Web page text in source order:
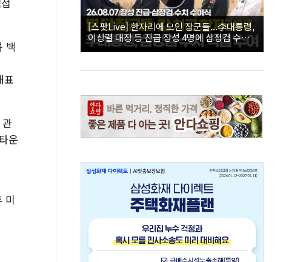
백
표
운
미
[스팟Live] 한자리에 모인 장군들...李대통령,
이상렬 대장 등 진급 장성 4명에 삼정검 수치
직접 수여｜26.08.07 장성 진급·삼정검 수치